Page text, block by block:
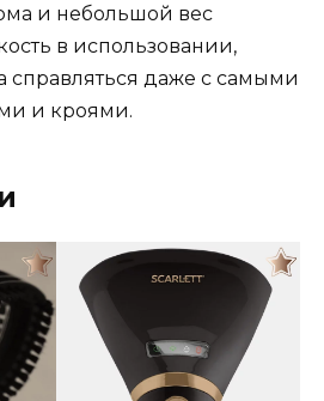
и небольшой вес
в использовании,
справляться даже с самыми
и кроями.